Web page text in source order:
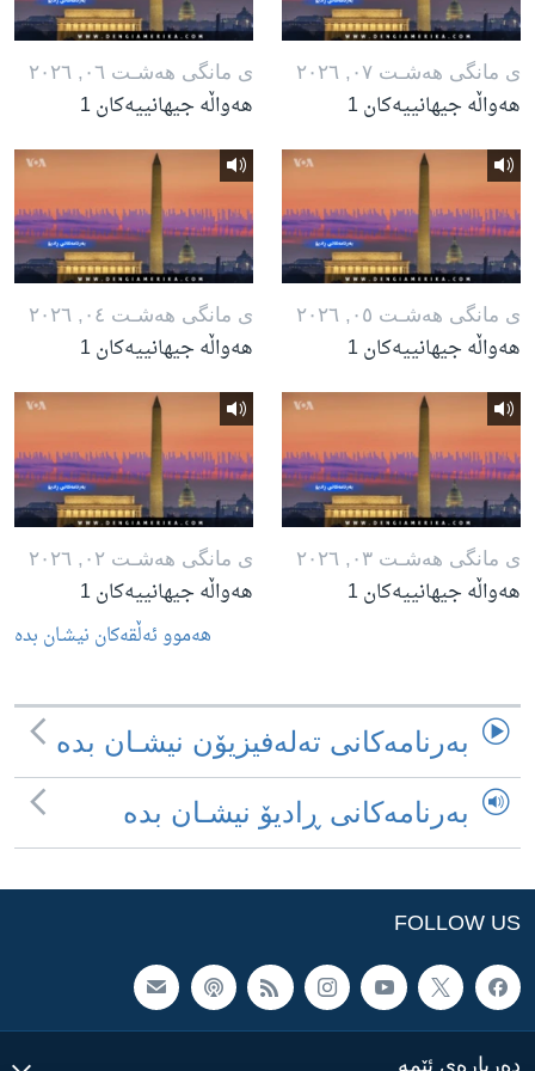
ی مانگی هه‌شـت ٠٧, ٢٠٢٦
هەواڵە جیهانییەکان 1
ی مانگی هه‌شـت ٠٦, ٢٠٢٦
هەواڵە جیهانییەکان 1
ی مانگی هه‌شـت ٠٥, ٢٠٢٦
هەواڵە جیهانییەکان 1
ی مانگی هه‌شـت ٠٤, ٢٠٢٦
هەواڵە جیهانییەکان 1
ی مانگی هه‌شـت ٠٣, ٢٠٢٦
هەواڵە جیهانییەکان 1
ی مانگی هه‌شـت ٠٢, ٢٠٢٦
هەواڵە جیهانییەکان 1
هه‌موو ئه‌ڵقه‌کان نیشـان بده‌
به‌رنامه‌کانی ته‌له‌فیزیۆن نیشـان بده‌
به‌رنامه‌کانی ڕادیۆ نیشـان بده‌
FOLLOW US
ده‌رباره‌ی ئێمه‌